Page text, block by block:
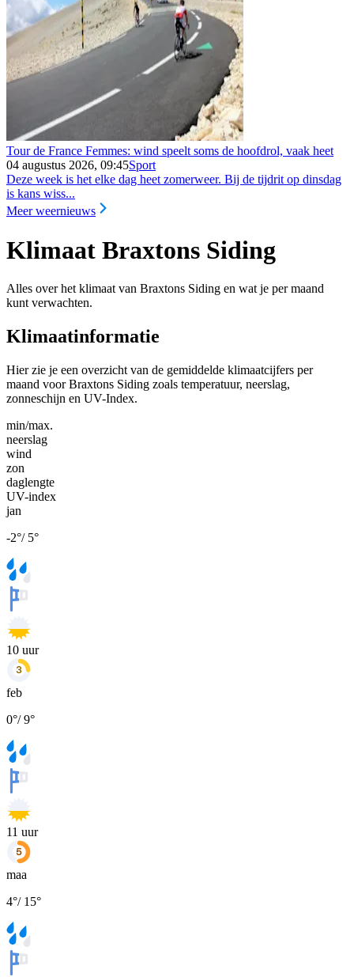
Tour de France Femmes: wind speelt soms de hoofdrol, vaak heet
04 augustus 2026, 09:45Sport
Deze week is het elke dag heet zomerweer. Bij de tijdrit op dinsdag
is kans wiss...
Meer weernieuws
Klimaat Braxtons Siding
Alles over het klimaat van Braxtons Siding en wat je per maand
kunt verwachten.
Klimaatinformatie
Hier zie je een overzicht van de gemiddelde klimaatcijfers per
maand voor Braxtons Siding zoals temperatuur, neerslag,
zonneschijn en UV-Index.
min/max.
neerslag
wind
zon
daglengte
UV-index
jan
-2°/ 5°
10 uur
feb
0°/9°
11 uur
maa
4°/ 15°